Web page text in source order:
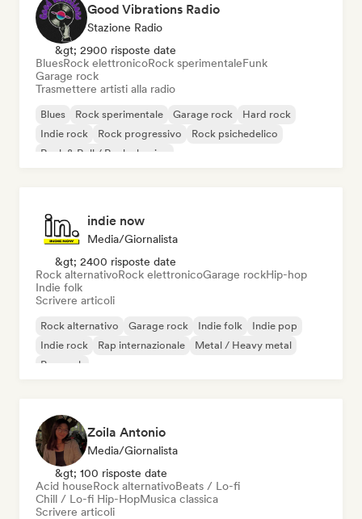
Good Vibrations Radio
Stazione Radio
&gt; 2900 risposte date
BluesRock elettronicoRock sperimentaleFunk
Garage rock
Trasmettere artisti alla radio
Blues Rock sperimentale Garage rock
Hard rock
Indie rock
Rock progressivo
Rock psichedelico
Rock & Roll / Rock classico
indie now
Media/Giornalista
&gt; 2400 risposte date
Rock alternativoRock elettronicoGarage rockHip-hop
Indie folk
Scrivere articoli
Rock alternativo Garage rock Indie folk
Indie pop
Indie rock
Rap internazionale
Metal / Heavy metal
Pop rock
Zoila Antonio
Media/Giornalista
&gt; 100 risposte date
Acid houseRock alternativoBeats / Lo-fi
Chill / Lo-fi Hip-HopMusica classica
Scrivere articoli